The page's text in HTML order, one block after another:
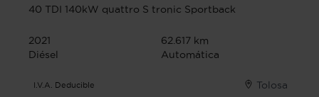
40 TDI 140kW quattro S tronic Sportback
2021
62.617 km
Diésel
Automática
I.V.A. Deducible Tolosa